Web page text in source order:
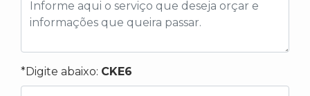
*Digite abaixo: CKE6